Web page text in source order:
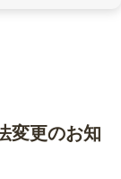
変更のお知